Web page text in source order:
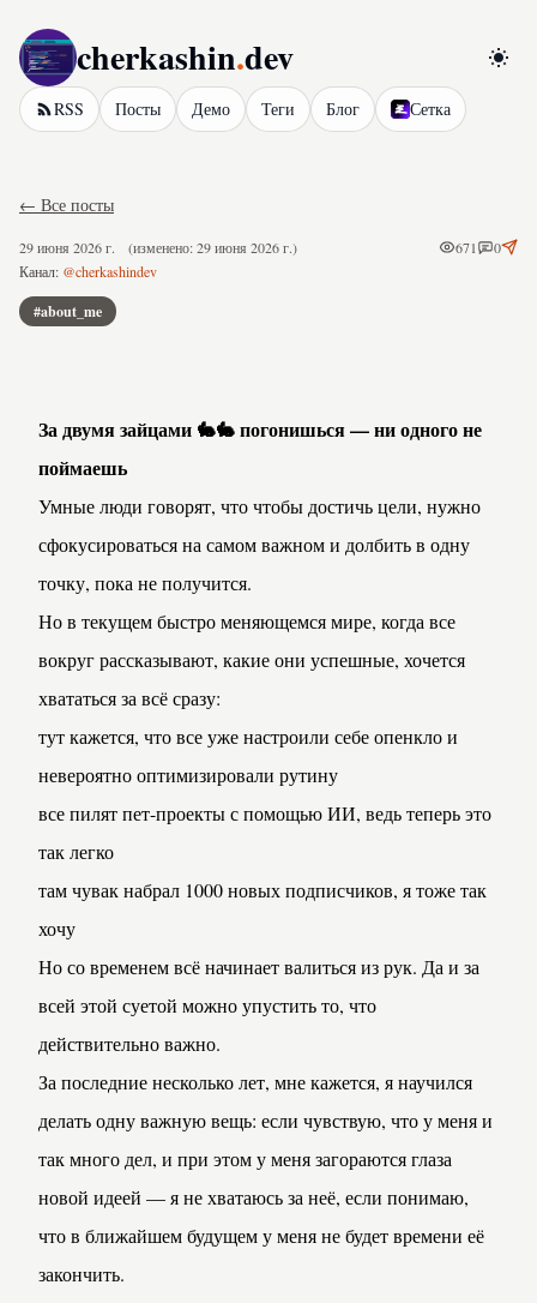
cherkashin.dev
RSS Посты Демо Теги Блог Сетка
← Все посты
29 июня 2026 г.
(изменено: 29 июня 2026 г.)
Канал: @cherkashindev
671 0
#about_me
За двумя зайцами 🐇🐇 погонишься — ни одного не
поймаешь
Умные люди говорят, что чтобы достичь цели, нужно
сфокусироваться на самом важном и долбить в одну
точку, пока не получится.
Но в текущем быстро меняющемся мире, когда все
вокруг рассказывают, какие они успешные, хочется
хвататься за всё сразу:
тут кажется, что все уже настроили себе опенкло и
невероятно оптимизировали рутину
все пилят пет-проекты с помощью ИИ, ведь теперь это
так легко
там чувак набрал 1000 новых подписчиков, я тоже так
хочу
Но со временем всё начинает валиться из рук. Да и за
всей этой суетой можно упустить то, что
действительно важно.
За последние несколько лет, мне кажется, я научился
делать одну важную вещь: если чувствую, что у меня и
так много дел, и при этом у меня загораются глаза
новой идеей — я не хватаюсь за неё, если понимаю,
что в ближайшем будущем у меня не будет времени её
закончить.